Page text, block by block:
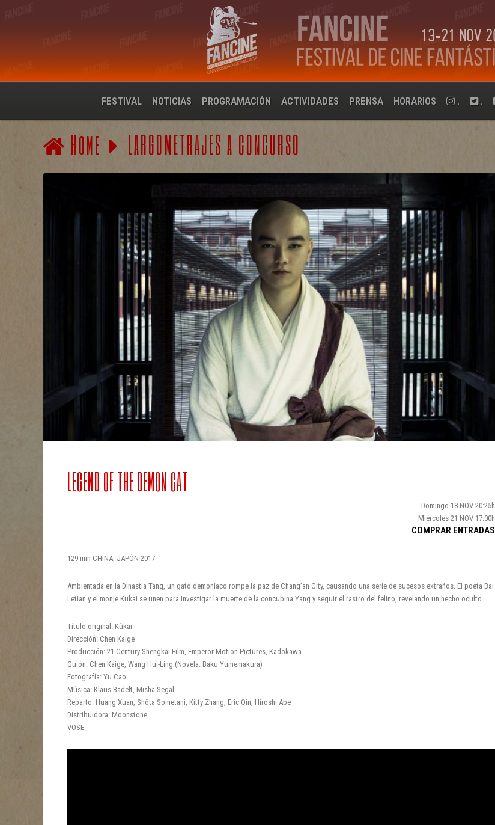
FESTIVAL NOTICIAS PROGRAMACIÓN ACTIVIDADES PRENSA HORARIOS . .
Home LARGOMETRAJES A CONCURSO
LEGEND OF THE DEMON CAT
Domingo 18 NOV 20:25h
Miércoles 21 NOV 17:00h
COMPRAR ENTRADAS
129 min CHINA, JAPÓN 2017
Ambientada en la Dinastía Tang, un gato demoníaco rompe la paz de Chang’an City, causando una serie de sucesos extraños. El poeta Bai
Letian y el monje Kukai se unen para investigar la muerte de la concubina Yang y seguir el rastro del felino, revelando un hecho oculto.
Título original: Kûkai
Dirección: Chen Kaige
Producción: 21 Century Shengkai Film, Emperor Motion Pictures, Kadokawa
Guión: Chen Kaige, Wang Hui-Ling (Novela: Baku Yumemakura)
Fotografía: Yu Cao
Música: Klaus Badelt, Misha Segal
Reparto: Huang Xuan, Shôta Sometani, Kitty Zhang, Eric Qin, Hiroshi Abe
Distribuidora: Moonstone
VOSE